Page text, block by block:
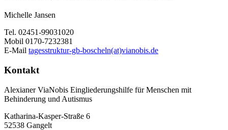
Michelle Jansen
Tel. 02451-99031020
Mobil 0170-7232381
E-Mail tagesstruktur-gb-boscheln(at)vianobis.de
Kontakt
Alexianer ViaNobis Eingliederungshilfe für Menschen mit
Behinderung und Autismus
Katharina-Kasper-Straße 6
52538 Gangelt